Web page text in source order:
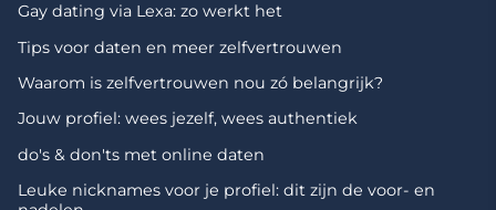
Gay dating via Lexa: zo werkt het
Tips voor daten en meer zelfvertrouwen
Waarom is zelfvertrouwen nou zó belangrijk?
Jouw profiel: wees jezelf, wees authentiek
do's & don'ts met online daten
Leuke nicknames voor je profiel: dit zijn de voor- en